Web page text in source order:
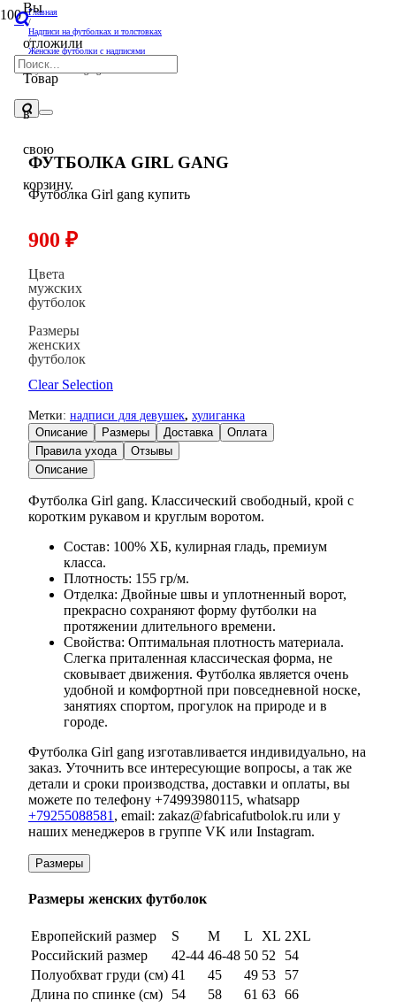
Вы
отложили
Товар
в
свою
корзину.
Главная
/
Надписи на футболках и толстовках
/
Женские футболки с надписями
/
Футболка Girl gang
ФУТБОЛКА GIRL GANG
Футболка Girl gang купить
900 ₽
Цвета
мужских
футболок
Размеры
женских
футболок
Clear Selection
Метки: надписи для девушек, хулиганка
Описание
Размеры Доставка
Оплата
Правила ухода
Отзывы
Описание
Футболка Girl gang. Классический свободный, крой с
коротким рукавом и круглым воротом.
Состав: 100% ХБ, кулирная гладь, премиум
класса.
Плотность: 155 гр/м.
Отделка: Двойные швы и уплотненный ворот,
прекрасно сохраняют форму футболки на
протяжении длительного времени.
Свойства: Оптимальная плотность материала.
Слегка приталенная классическая форма, не
сковывает движения. Футболка является очень
удобной и комфортной при повседневной носке,
занятиях спортом, прогулок на природе и в
городе.
Футболка Girl gang изготавливается индивидуально, на
заказ. Уточнить все интересующие вопросы, а так же
детали и сроки производства, доставки и оплаты, вы
можете по телефону +74993980115, whatsapp
+79255088581 , email: zakaz@fabricafutbolok.ru или у
наших менеджеров в группе VK или Instagram.
Размеры
Размеры женских футболок
Европейский размер S M L XL 2XL
Российский размер
42-44 46-48 50 52
54
Полуобхват груди (см) 41 45 49 53
57
Длина по спинке (см)
54 58 61 63 66